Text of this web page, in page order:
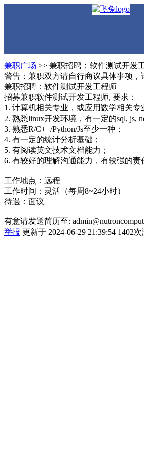
兼职广场 >> 兼职招聘：软件测试开发
警告：兼职双方请自行商议具体事项
兼职招聘：软件测试开发工程师
招募兼职软件测试开发工程师, 要求：
1. 计算机相关专业，或应用数学相关专
2. 熟悉linux开发环境，有一定的sql, js,
3. 熟悉R/C++/Python/Js至少一种；
4. 有一定的统计分析基础；
5. 有阅读英文技术文档能力；
6. 有较好的理解沟通能力，有较强的责
工作地点：远程
工作时间：灵活（每周8~24小时）
待遇：面议
有意请发送简历至:
举报 更新于 2024-06-29 21:39:54 1402